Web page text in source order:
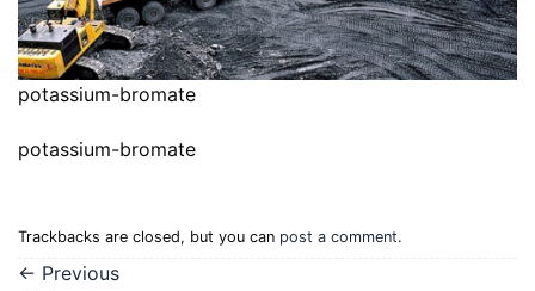
potassium-bromate
potassium-bromate
Trackbacks are closed, but you can post a comment.
← Previous